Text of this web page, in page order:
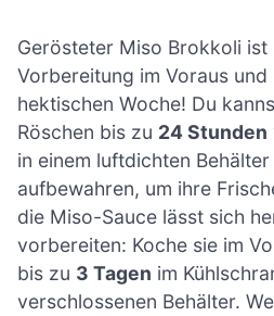
Gerösteter Miso Brokkoli ist
Vorbereitung im Voraus
hektischen Woche! Du
Röschen bis zu 24 Stunden
in einem luftdichten
aufbewahren, um ihre
die Miso-Sauce lässt sich
vorbereiten: Koche sie im
bis zu 3 Tagen im
verschlossenen Behälter.